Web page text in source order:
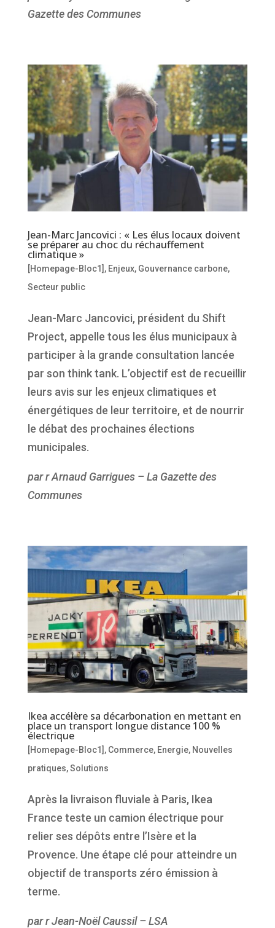
Gazette des Communes
Jean-Marc Jancovici : « Les élus locaux doivent
se préparer au choc du réchauffement
climatique »
[Homepage-Bloc1] , Enjeux, Gouvernance carbone,
Secteur public
Jean-Marc Jancovici, président du Shift
Project, appelle tous les élus municipaux à
participer à la grande consultation lancée
par son think tank. L’objectif est de recueillir
leurs avis sur les enjeux climatiques et
énergétiques de leur territoire, et de nourrir
le débat des prochaines élections
municipales.
par r Arnaud Garrigues – La Gazette des
Communes
Ikea accélère sa décarbonation en mettant en
place un transport longue distance 100 %
électrique
[Homepage-Bloc1] , Commerce, Energie, Nouvelles
pratiques,Solutions
Après la livraison fluviale à Paris, Ikea
France teste un camion électrique pour
relier ses dépôts entre l’Isère et la
Provence. Une étape clé pour atteindre un
objectif de transports zéro émission à
terme.
par r Jean-Noël Caussil – LSA